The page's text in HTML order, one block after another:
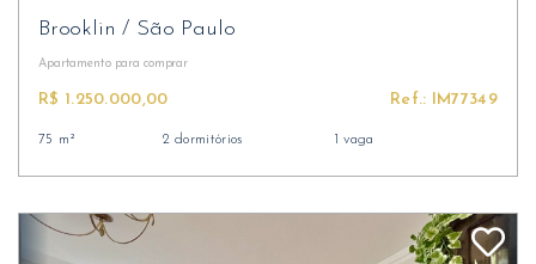
Brooklin/ São Paulo
Apartamento para comprar
R$ 1.250.000,00 Ref.: IM77349
75 m² 2 dormitórios 1 vaga